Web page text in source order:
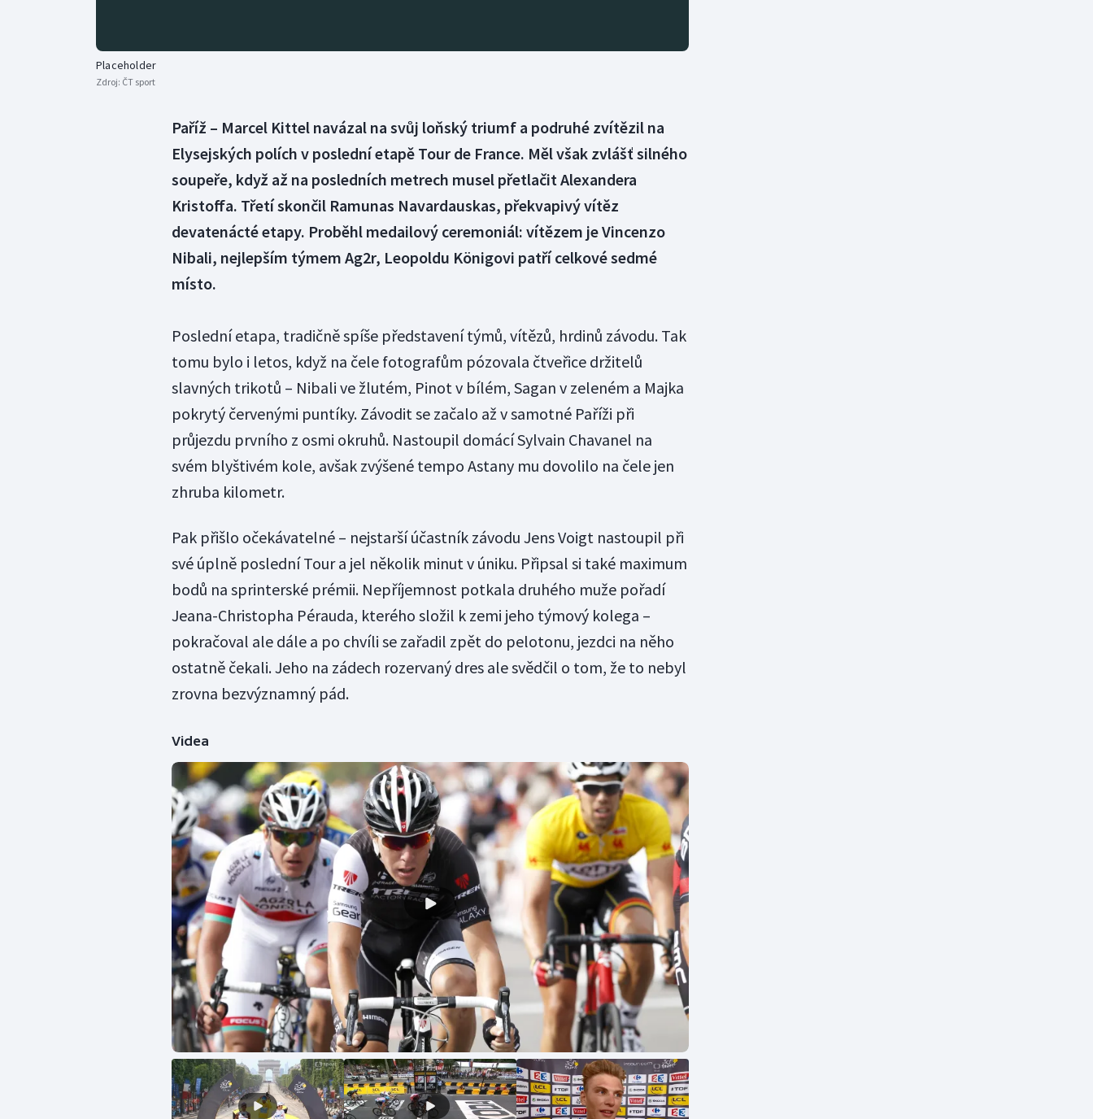
Placeholder
Zdroj: ČT sport
Paříž – Marcel Kittel navázal na svůj loňský triumf a podruhé zvítězil na
Elysejských polích v poslední etapě Tour de France. Měl však zvlášť silného
soupeře, když až na posledních metrech musel přetlačit Alexandera
Kristoffa. Třetí skončil Ramunas Navardauskas, překvapivý vítěz
devatenácté etapy. Proběhl medailový ceremoniál: vítězem je Vincenzo
Nibali, nejlepším týmem Ag2r, Leopoldu Königovi patří celkové sedmé
místo.
Poslední etapa, tradičně spíše představení týmů, vítězů, hrdinů závodu. Tak
tomu bylo i letos, když na čele fotografům pózovala čtveřice držitelů
slavných trikotů – Nibali ve žlutém, Pinot v bílém, Sagan v zeleném a Majka
pokrytý červenými puntíky. Závodit se začalo až v samotné Paříži při
průjezdu prvního z osmi okruhů. Nastoupil domácí Sylvain Chavanel na
svém blyštivém kole, avšak zvýšené tempo Astany mu dovolilo na čele jen
zhruba kilometr.
Pak přišlo očekávatelné – nejstarší účastník závodu Jens Voigt nastoupil při
své úplně poslední Tour a jel několik minut v úniku. Připsal si také maximum
bodů na sprinterské prémii. Nepříjemnost potkala druhého muže pořadí
Jeana-Christopha Pérauda, kterého složil k zemi jeho týmový kolega –
pokračoval ale dále a po chvíli se zařadil zpět do pelotonu, jezdci na něho
ostatně čekali. Jeho na zádech rozervaný dres ale svědčil o tom, že to nebyl
zrovna bezvýznamný pád.
Videa